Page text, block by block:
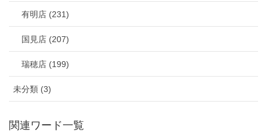
有明店 (231)
国見店 (207)
瑞穂店 (199)
未分類 (3)
関連ワード一覧